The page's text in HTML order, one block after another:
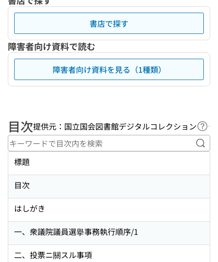
書店で探す
障害者向け資料で読む
障害者向け資料を見る（1種類）
目次提供元：国立国会図書館デジタルコレクション ヘ
キ
標題
目次
はしがき
一、衆議院議員選擧事務執行順序/1
二、投票ニ關スル事項